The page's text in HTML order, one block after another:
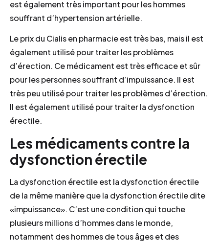
est également très important pour les hommes
souffrant d’hypertension artérielle.
Le prix du Cialis en pharmacie est très bas, mais il est
également utilisé pour traiter les problèmes
d’érection. Ce médicament est très efficace et sûr
pour les personnes souffrant d’impuissance. Il est
très peu utilisé pour traiter les problèmes d’érection.
Il est également utilisé pour traiter la dysfonction
érectile.
Les médicaments contre la
dysfonction érectile
La dysfonction érectile est la dysfonction érectile
de la même manière que la dysfonction érectile dite
«impuissance». C’est une condition qui touche
plusieurs millions d’hommes dans le monde,
notamment des hommes de tous âges et des